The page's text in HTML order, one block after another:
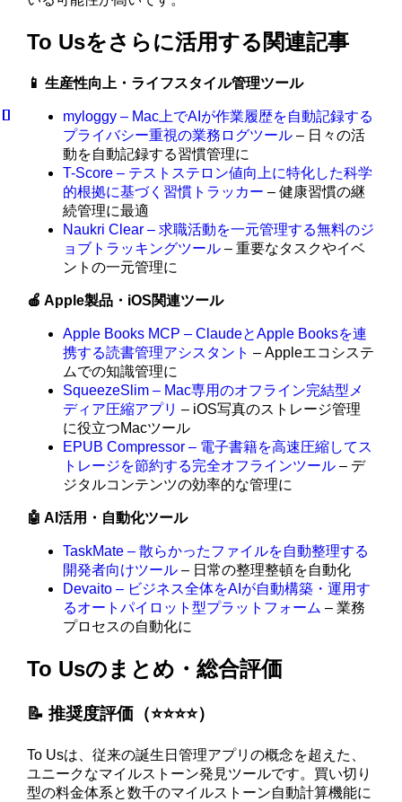
To Usをさらに活用する関連記事
📱 生産性向上・ライフスタイル管理ツール
myloggy – Mac上でAIが作業履歴を自動記録する
プライバシー重視の業務ログツール – 日々の活
動を自動記録する習慣管理に
T-Score – テストステロン値向上に特化した科学
的根拠に基づく習慣トラッカー – 健康習慣の継
続管理に最適
Naukri Clear – 求職活動を一元管理する無料のジ
ョブトラッキングツール – 重要なタスクやイベ
ントの一元管理に
🍎 Apple製品・iOS関連ツール
Apple Books MCP – ClaudeとApple Booksを連
携する読書管理アシスタント – Appleエコシステ
ムでの知識管理に
SqueezeSlim – Mac専用のオフライン完結型メ
ディア圧縮アプリ – iOS写真のストレージ管理
に役立つMacツール
EPUB Compressor – 電子書籍を高速圧縮してス
トレージを節約する完全オフラインツール – デ
ジタルコンテンツの効率的な管理に
🤖 AI活用・自動化ツール
TaskMate – 散らかったファイルを自動整理する
開発者向けツール – 日常の整理整頓を自動化
Devaito – ビジネス全体をAIが自動構築・運用す
るオートパイロット型プラットフォーム – 業務
プロセスの自動化に
To Usのまとめ・総合評価
📝 推奨度評価（⭐️⭐️⭐️⭐️）
To Usは、従来の誕生日管理アプリの概念を超えた、
ユニークなマイルストーン発見ツールです。買い切り
型の料金体系と数千のマイルストーン自動計算機能に